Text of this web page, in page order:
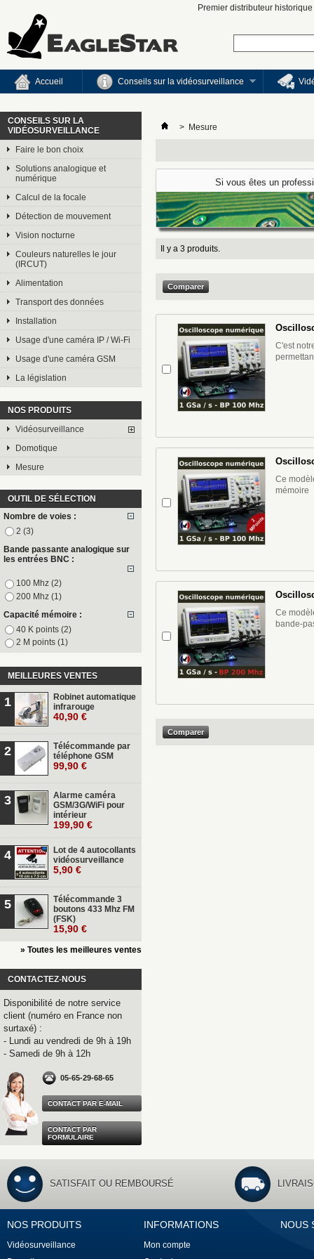
Premier distributeur
Accueil Conseils sur la vidéosurveillance
CONSEILS SUR LA
VIDÉOSURVEILLANCE
Faire le bon choix
Solutions analogique et
numérique
Calcul de la focale
Détection de mouvement
Vision nocturne
Couleurs naturelles le jour
(IRCUT)
Alimentation
Transport des données
Installation
Usage d'une caméra IP / Wi-Fi
Usage d'une caméra GSM
La législation
NOS PRODUITS
Vidéosurveillance
Domotique
Mesure
OUTIL DE SÉLECTION
Nombre de voies :
2 (3)
Bande passante analogique sur
les entrées BNC :
100 Mhz (2)
200 Mhz (1)
Capacité mémoire :
40 K points (2)
2 M points (1)
MEILLEURES VENTES
1
Robinet automatique
infrarouge
40,90 €
2
Télécommande par
téléphone GSM
99,90 €
3
Alarme caméra
GSM/3G/WiFi pour
intérieur
199,90 €
4
Lot de 4 autocollants
vidéosurveillance
5,90 €
5
Télécommande 3
boutons 433 Mhz FM
(FSK)
15,90 €
» Toutes les meilleures ventes
CONTACTEZ-NOUS
Disponibilité de notre service
client (numéro en France non
surtaxé) :
- Lundi au vendredi de 9h à 19h
- Samedi de 9h à 12h
05-65-29-68-65
CONTACT PAR E-MAIL
CONTACT PAR
FORMULAIRE
> Mesure
Si vous êtes un
Il y a 3 produits.
C'est
Ce
mémoire
Ce
bande-
SATISFAIT OU REMBOURSÉ
NOS PRODUITS
Vidéosurveillance
INFORMATIONS
Mon compte
NOUS